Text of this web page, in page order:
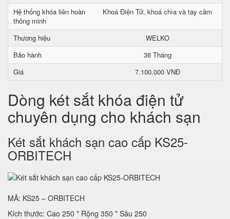
Hệ thống khóa liên hoàn
thông minh
Khoá Điện Tử, khoá chìa và tay cầm
Thương hiệu
WELKO
Bảo hành
36 Tháng
Giá
7.100.000 VNĐ
Dòng két sắt khóa điện tử
chuyên dụng cho khách sạn
Két sắt khách sạn cao cấp KS25-
ORBITECH
MÃ: KS25 – ORBITECH
Kích thước: Cao 250 * Rộng 350 * Sâu 250